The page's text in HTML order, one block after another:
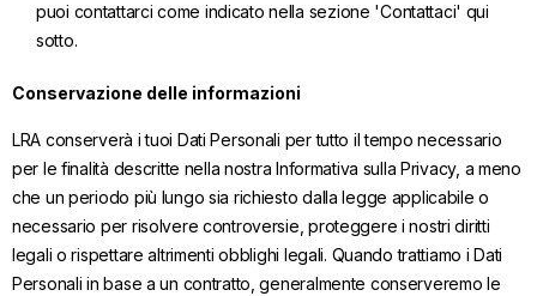
puoi contattarci come indicato nella sezione 'Contattaci' qui
sotto.
Conservazione delle informazioni
LRA conserverà i tuoi Dati Personali per tutto il tempo necessario
per le finalità descritte nella nostra Informativa sulla Privacy, a meno
che un periodo più lungo sia richiesto dalla legge applicabile o
necessario per risolvere controversie, proteggere i nostri diritti
legali o rispettare altrimenti obblighi legali. Quando trattiamo i Dati
Personali in base a un contratto, generalmente conserveremo le